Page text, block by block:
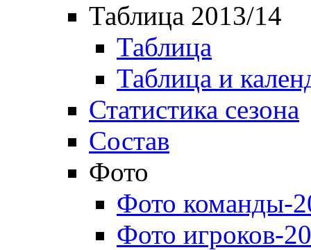
Таблица 2013/14
Таблица
Таблица и
Статистика сезона
Состав
Фото
Фото команды-
Фото игроков-